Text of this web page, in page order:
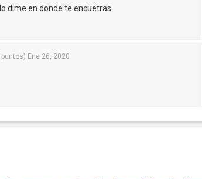
dime en donde te encuetras
puntos) Ene 26, 2020